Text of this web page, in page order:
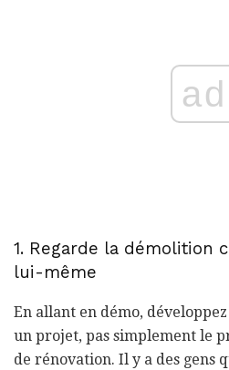
ad
1. Regarde la démolition
lui-même
En allant en démo,
un projet, pas simplement le
de rénovation. Il y a des gens